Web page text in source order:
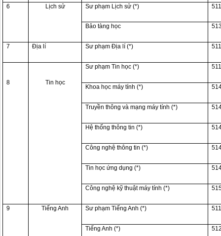
6 Lịch sử Sư phạm Lịch sử (*)
Bảo tàng học
7 Địa lí Sư phạm Địa lí (*)
8 Tin học
Sư phạm Tin học (*)
Khoa học máy tính (*)
Truyền thông và mạng máy tính (*)
Hệ thống thông tin (*)
Công nghệ thông tin (*)
Tin học ứng dụng (*)
Công nghệ kỹ thuật máy tính (*)
9 Tiếng Anh Sư phạm Tiếng Anh (*)
Tiếng Anh (*)